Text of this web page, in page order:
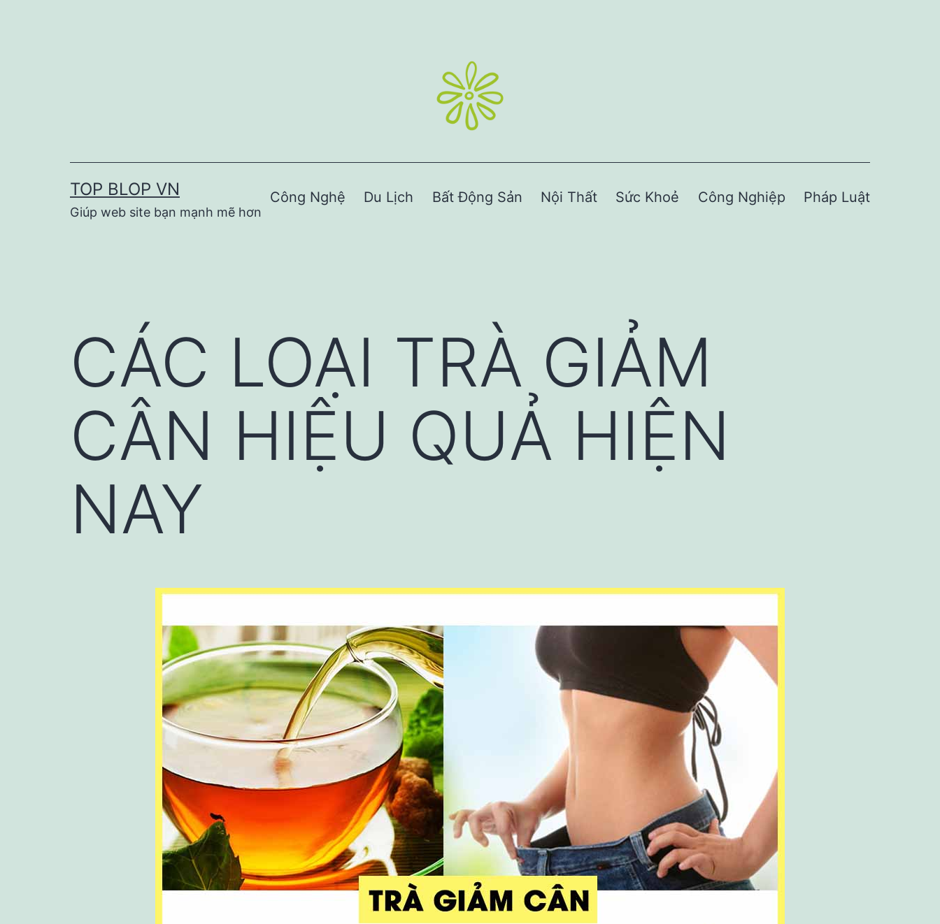
TOP BLOP VN
Giúp web site bạn mạnh mẽ hơn
Công Nghệ Du Lịch Bất Động Sản Nội Thất Sức Khoẻ Công Nghiệp Pháp Luật
CÁC LOẠI TRÀ GIẢM
CÂN HIỆU QUẢ HIỆN
NAY